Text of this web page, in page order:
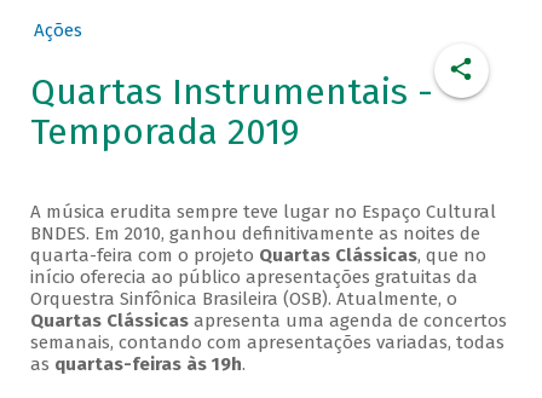
Ações
Quartas Instrumentais -
Temporada 2019
A música erudita sempre teve lugar no Espaço Cultural
BNDES. Em 2010, ganhou definitivamente as noites de
quarta-feira com o projeto Quartas Clássicas, que no
início oferecia ao público apresentações gratuitas da
Orquestra Sinfônica Brasileira (OSB). Atualmente, o
Quartas Clássicasapresenta uma agenda de concertos
semanais, contando com apresentações variadas, todas
as quartas-feiras às 19h.